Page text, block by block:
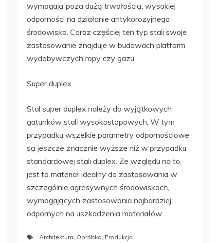
wymagają poza dużą trwałością, wysokiej
odporności na działanie antykorozyjnego
środowiska. Coraz częściej ten typ stali swoje
zastosowanie znajduje w budowach platform
wydobywczych ropy czy gazu.
Super duplex
Stal super duplex należy do wyjątkowych
gatunków stali wysokostopowych. W tym
przypadku wszelkie parametry odpornościowe
są jeszcze znacznie wyższe niż w przypadku
standardowej stali duplex. Ze względu na to,
jest to materiał idealny do zastosowania w
szczególnie agresywnych środowiskach,
wymagających zastosowania najbardziej
odpornych na uszkodzenia materiałów.
Architektura Obróbka Produkcja